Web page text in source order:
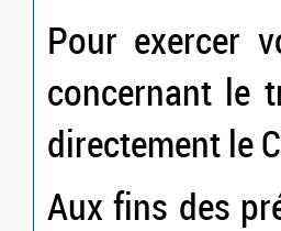
Pour exercer
concernant le
directement le
Aux fins des